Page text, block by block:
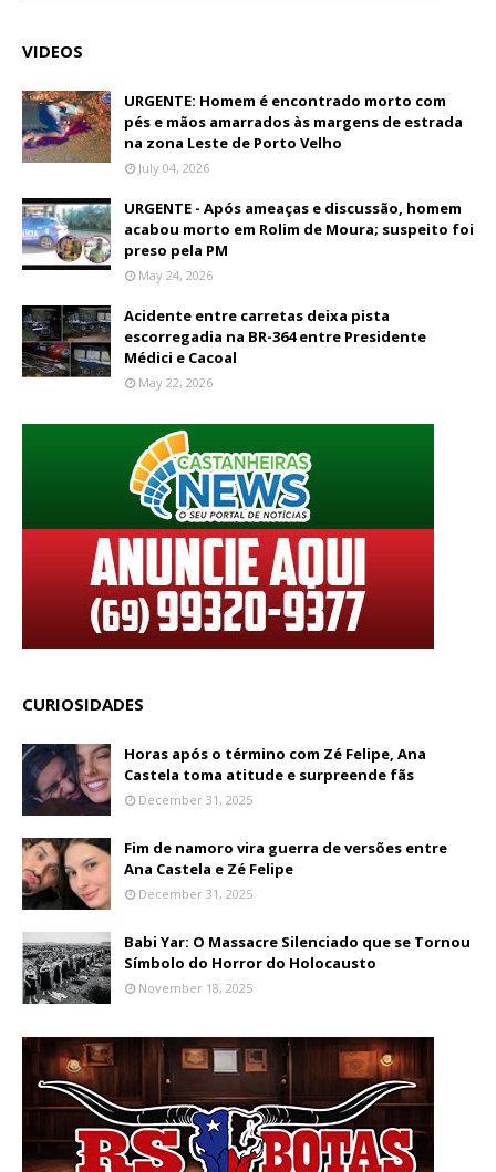
VIDEOS
URGENTE: Homem é encontrado morto com
pés e mãos amarrados às margens de estrada
na zona Leste de Porto Velho
July 04, 2026
URGENTE - Após ameaças e discussão, homem
acabou morto em Rolim de Moura; suspeito foi
preso pela PM
May 24, 2026
Acidente entre carretas deixa pista
escorregadia na BR-364 entre Presidente
Médici e Cacoal
May 22, 2026
CURIOSIDADES
Horas após o término com Zé Felipe, Ana
Castela toma atitude e surpreende fãs
December 31, 2025
Fim de namoro vira guerra de versões entre
Ana Castela e Zé Felipe
December 31, 2025
Babi Yar: O Massacre Silenciado que se Tornou
Símbolo do Horror do Holocausto
November 18, 2025